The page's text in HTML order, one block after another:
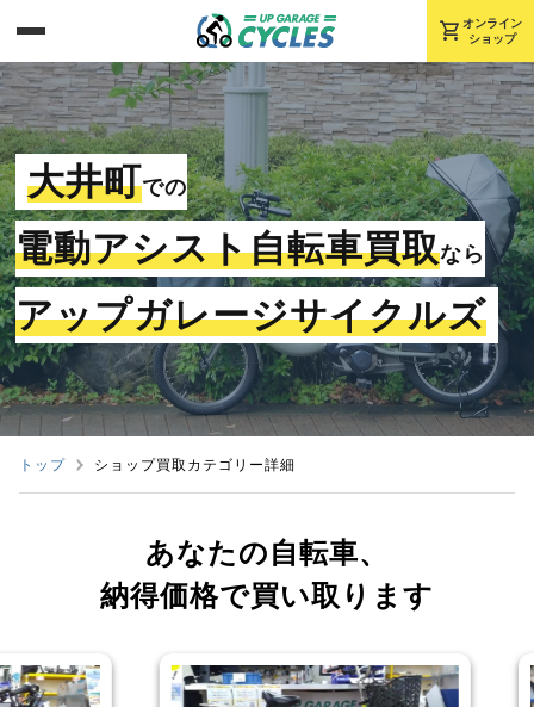
shopping_cart オンライン
ショップ
大井町での
電動アシスト自転車買取なら
アップガレージサイクルズ
トップ ショップ買取カテゴリー詳細
あなたの自転車、
納得価格で買い取ります